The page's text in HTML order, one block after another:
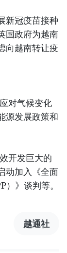
新冠疫苗接种
国政府为越南
向越南转让疫
对气候变化
源发展政策和
开发巨大的
动加入《全面
》谈判等。
越通社